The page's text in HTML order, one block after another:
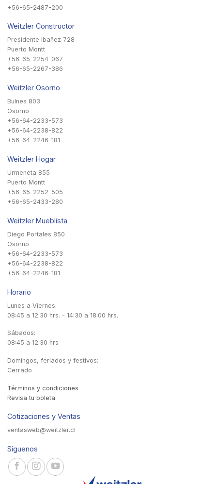
+56-65-2487-200
Weitzler Constructor
Presidente Ibañez 728
Puerto Montt
+56-65-2254-067
+56-65-2267-386
Weitzler Osorno
Bulnes 803
Osorno
+56-64-2233-573
+56-64-2238-822
+56-64-2246-181
Weitzler Hogar
Urmeneta 855
Puerto Montt
+56-65-2252-505
+56-65-2433-280
Weitzler Mueblista
Diego Portales 850
Osorno
+56-64-2233-573
+56-64-2238-822
+56-64-2246-181
Horario
Lunes a Viernes:
08:45 a 12:30 hrs. - 14:30 a 18:00 hrs.
Sábados:
08:45 a 12:30 hrs
Domingos, feriados y festivos:
Cerrado
Términos y condiciones
Revisa tu boleta
Cotizaciones y Ventas
ventasweb@weitzler.cl
Síguenos